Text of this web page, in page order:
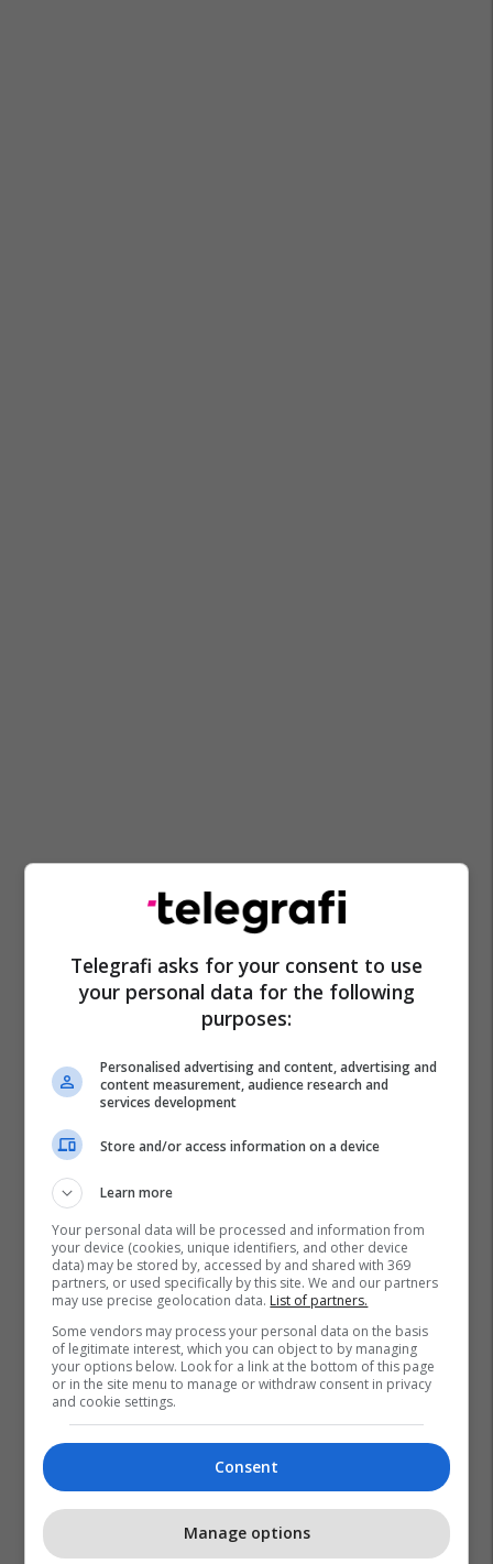
Mashti Çerdhe Komuna E Mamushës
Telegrafi asks for your consent to use
your personal data for the following
purposes:
Personalised advertising and content, advertising and
content measurement, audience research and
services development
Store and/or access information on a device
Learn more
Your personal data will be processed and information from
your device (cookies, unique identifiers, and other device
data) may be stored by, accessed by and shared with 369
partners, or used specifically by this site. We and our partners
may use precise geolocation data. List of partners.
Some vendors may process your personal data on the basis
of legitimate interest, which you can object to by managing
your options below. Look for a link at the bottom of this page
or in the site menu to manage or withdraw consent in privacy
and cookie settings.
Consent
Manage options